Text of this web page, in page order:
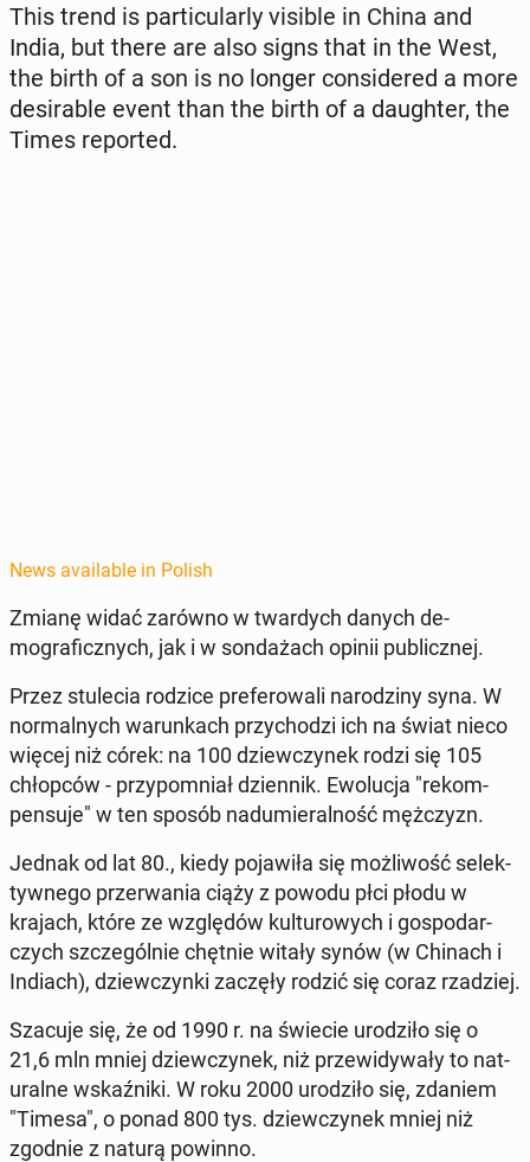
This trend is par­tic­u­lar­ly visible in China and
India, but there are also signs that in the West,
the birth of a son is no longer con­sid­ered a more
de­sir­able event than the birth of a daugh­ter, the
Times re­port­ed.
News available in Polish
Zmianę widać zarówno w twardych danych de­
mograficznych, jak i w son­dażach opinii pub­licznej.
Przez stule­cia rodzice prefer­owali nar­o­dziny syna. W
nor­mal­nych warunk­ach przy­chodzi ich na świat nieco
więcej niż córek: na 100 dziew­czynek rodzi się 105
chłopców - przy­pom­ni­ał dzi­en­nik. Ewoluc­ja "rekom­
pen­su­je" w ten sposób nad­u­mier­al­ność mężczyzn.
Jednak od lat 80., kiedy po­jaw­iła się możli­wość se­lek­
ty­wnego prz­er­wa­nia ciąży z powodu płci płodu w
krajach, które ze względów kul­tur­owych i gospo­dar­
czych szczegól­nie chętnie witały synów (w Chinach i
Indiach), dziew­czyn­ki zaczęły rodzić się coraz rzadziej.
Szacuje się, że od 1990 r. na świecie urodz­iło się o
21,6 mln mniej dziew­czynek, niż przewidy­wały to nat­
u­ralne wskaźni­ki. W roku 2000 urodz­iło się, zdaniem
"Timesa", o ponad 800 tys. dziew­czynek mniej niż
zgodnie z naturą powinno.